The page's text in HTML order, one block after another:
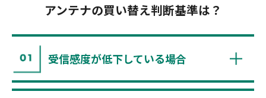
アンテナの買い替え判断基準は？
受信感度が低下している場合